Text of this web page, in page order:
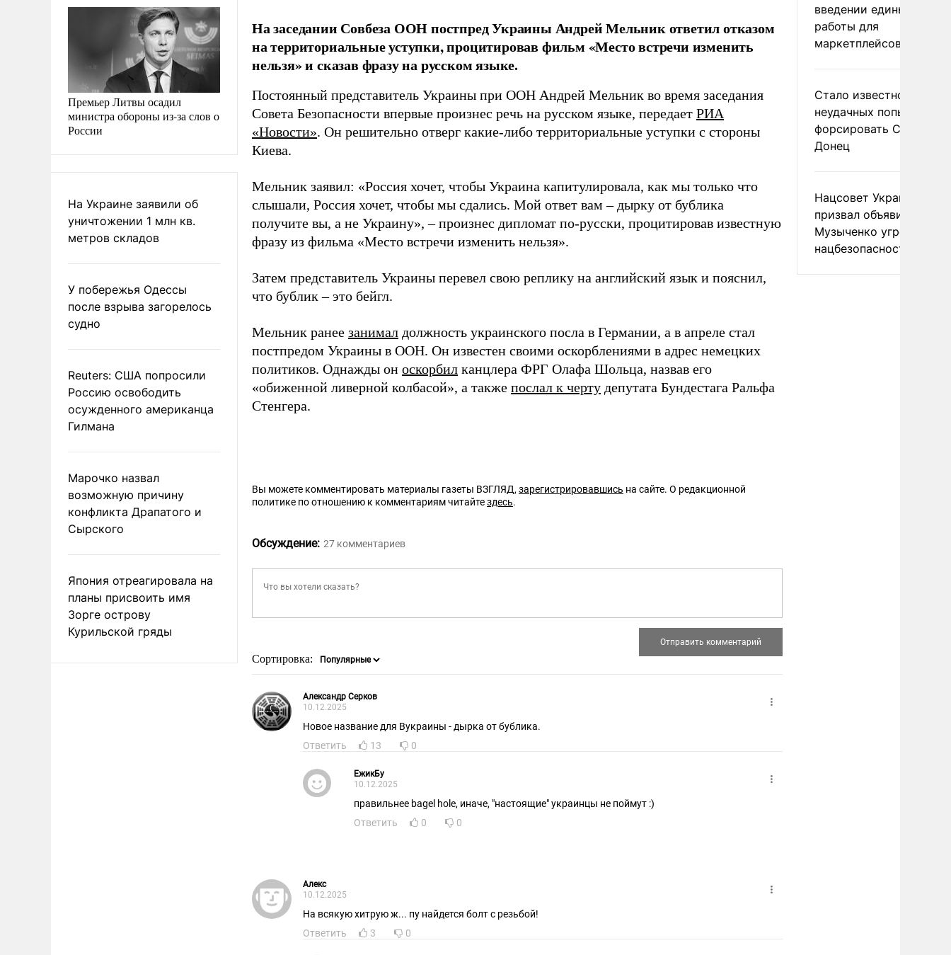
Премьер Литвы осадил
министра обороны из-за слов о
России
На Украине заявили об
уничтожении 1 млн кв.
метров складов
У побережья Одессы
после взрыва загорелось
судно
Reuters: США попросили
Россию освободить
осужденного американца
Гилмана
Марочко назвал
возможную причину
конфликта Драпатого и
Сырского
Япония отреагировала на
планы присвоить имя
Зорге острову
Курильской гряды
На заседании Совбеза ООН постпред Украины Андрей Мельник ответил отказом
на территориальные уступки, процитировав фильм «Место встречи изменить
нельзя» и сказав фразу на русском языке.
Постоянный представитель Украины при ООН Андрей Мельник во время заседания
Совета Безопасности впервые произнес речь на русском языке, передает РИА
«Новости». Он решительно отверг какие-либо территориальные уступки с стороны
Киева.
Мельник заявил: «Россия хочет, чтобы Украина капитулировала, как мы только что
слышали, Россия хочет, чтобы мы сдались. Мой ответ вам – дырку от бублика
получите вы, а не Украину», – произнес дипломат по-русски, процитировав известную
фразу из фильма «Место встречи изменить нельзя».
Затем представитель Украины перевел свою реплику на английский язык и пояснил,
что бублик – это бейгл.
Мельник ранее занимал должность украинского посла в Германии, а в апреле стал
постпредом Украины в ООН. Он известен своими оскорблениями в адрес немецких
политиков. Однажды он оскорбил канцлера ФРГ Олафа Шольца, назвав его
«обиженной ливерной колбасой», а также послал к черту депутата Бундестага Ральфа
Стенгера.
Вы можете комментировать материалы газеты ВЗГЛЯД,зарегистрировавшись на сайте. О редакционной
политике по отношению к комментариям читайтездесь.
Обсуждение: 27 комментариев
Сортировка:
Александр Серков
10.12.2025
Новое название для Вукраины - дырка от бублика.
Ответить
13 0
ЕжикБу
10.12.2025
правильнее bagel hole, иначе, "настоящие" украинцы не поймут :)
Ответить
0 0
Алекс
10.12.2025
На всякую хитрую ж... пу найдется болт с резьбой!
Ответить
3 0
введении единых
работы для
маркетплейсов в ЕАЭС
Стало известно о
неудачных попытках
форсировать
Донец
Нацсовет Украины по
призвал объявить
Музыченко угрозой
нацбезопасности